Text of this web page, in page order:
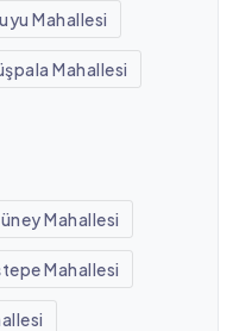
Mahallesi
Mahallesi
Mahallesi
Mahallesi